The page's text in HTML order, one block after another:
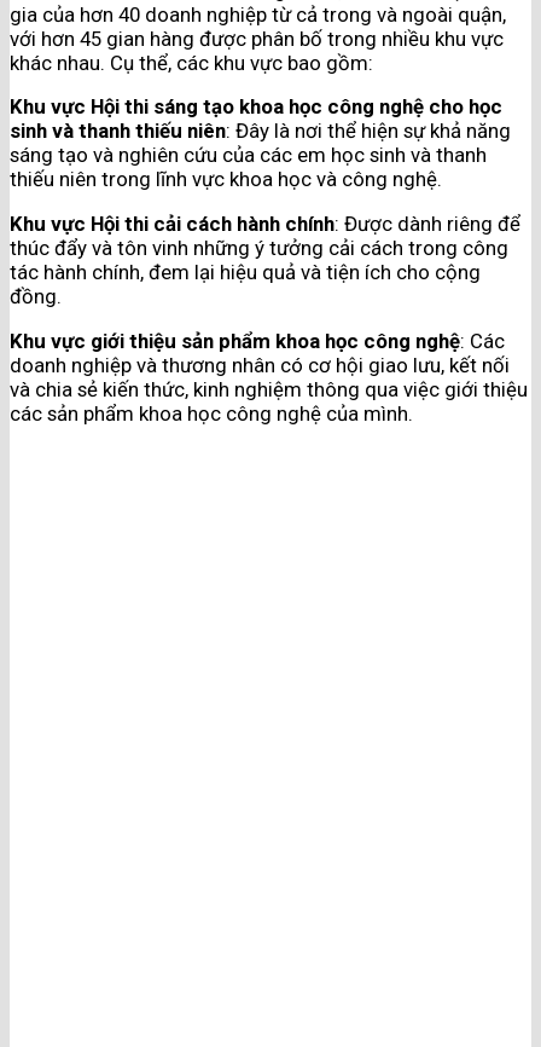
gia của hơn 40 doanh nghiệp từ cả trong và ngoài quận,
với hơn 45 gian hàng được phân bố trong nhiều khu vực
khác nhau. Cụ thể, các khu vực bao gồm:
Khu vực Hội thi sáng tạo khoa học công nghệ cho học
sinh và thanh thiếu niên: Đây là nơi thể hiện sự khả năng
sáng tạo và nghiên cứu của các em học sinh và thanh
thiếu niên trong lĩnh vực khoa học và công nghệ.
Khu vực Hội thi cải cách hành chính: Được dành riêng để
thúc đẩy và tôn vinh những ý tưởng cải cách trong công
tác hành chính, đem lại hiệu quả và tiện ích cho cộng
đồng.
Khu vực giới thiệu sản phẩm khoa học công nghệ: Các
doanh nghiệp và thương nhân có cơ hội giao lưu, kết nối
và chia sẻ kiến thức, kinh nghiệm thông qua việc giới thiệu
các sản phẩm khoa học công nghệ của mình.